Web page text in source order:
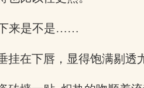
下来是不是……
在下唇，显得饱满剔透